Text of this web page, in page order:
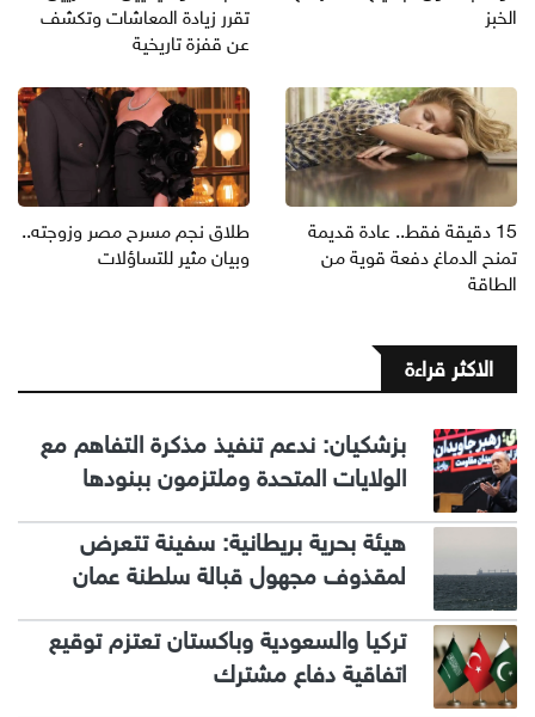
الخبز
تقرر زيادة المعاشات وتكشف
عن قفزة تاريخية
15 دقيقة فقط.. عادة قديمة
تمنح الدماغ دفعة قوية من
الطاقة
طلاق نجم مسرح مصر وزوجته..
وبيان مثير للتساؤلات
الاكثر قراءة
بزشكيان: ندعم تنفيذ مذكرة التفاهم مع
الولايات المتحدة وملتزمون ببنودها
هيئة بحرية بريطانية: سفينة تتعرض
لمقذوف مجهول قبالة سلطنة عمان
تركيا والسعودية وباكستان تعتزم توقيع
اتفاقية دفاع مشترك